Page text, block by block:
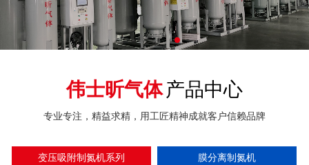
伟士昕气体产品中心
专业专注，精益求精，用工匠精神成就客户信赖品牌
变压吸附制氮机系列
膜分离制氮机